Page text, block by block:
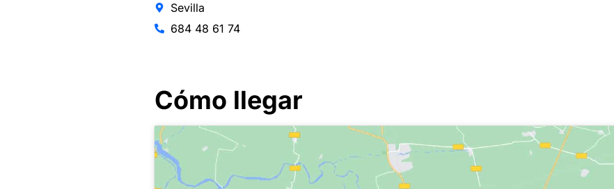
Sevilla
684 48 61 74
Cómo llegar